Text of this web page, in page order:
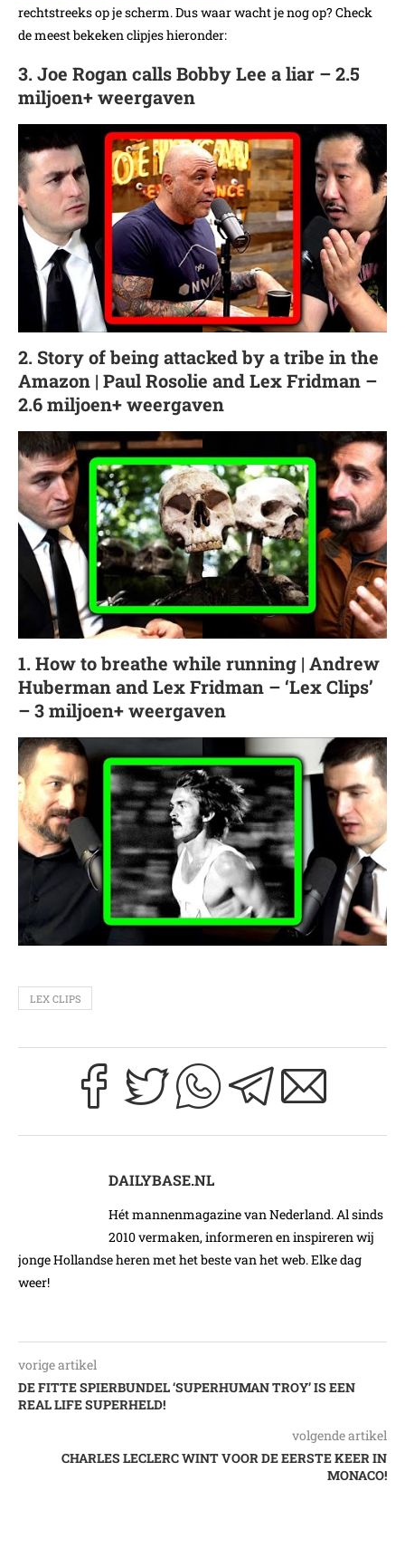
rechtstreeks op je scherm. Dus waar wacht je nog op? Check
de meest bekeken clipjes hieronder:
3. Joe Rogan calls Bobby Lee a liar – 2.5
miljoen+ weergaven
2. Story of being attacked by a tribe in the
Amazon | Paul Rosolie and Lex Fridman –
2.6 miljoen+ weergaven
1. How to breathe while running | Andrew
Huberman and Lex Fridman – ‘Lex Clips’
– 3 miljoen+ weergaven
LEX CLIPS
DAILYBASE.NL
Hét mannenmagazine van Nederland. Al sinds
2010 vermaken, informeren en inspireren wij
jonge Hollandse heren met het beste van het web. Elke dag
weer!
vorige artikel
DE FITTE SPIERBUNDEL ‘SUPERHUMAN TROY’ IS EEN
REAL LIFE SUPERHELD!
volgende artikel
CHARLES LECLERC WINT VOOR DE EERSTE KEER IN
MONACO!